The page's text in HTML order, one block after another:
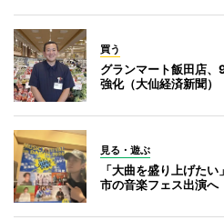
買う
グランマート飯田店
強化（大仙経済新聞）
見る・遊ぶ
「大曲を盛り上げた
市の音楽フェス出演へ